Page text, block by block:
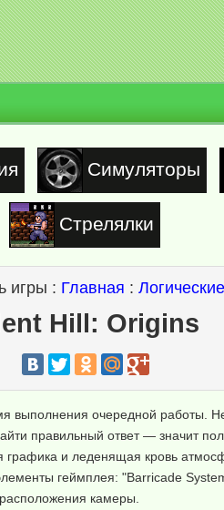
Симуляторы
Стрелялки
игры : Главная : Логические
Hill: Origins
выполнения очередной работы.
правильный ответ — значит
и леденящая кровь
геймплея: "Barricade
камеры.